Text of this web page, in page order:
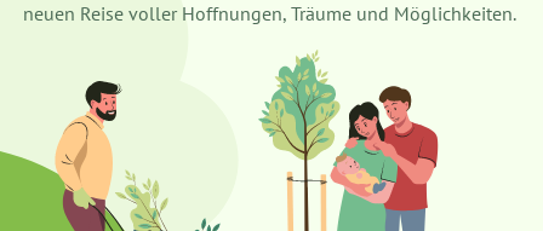
neuen Reise voller Hoffnungen, Träume und Möglichkeiten.